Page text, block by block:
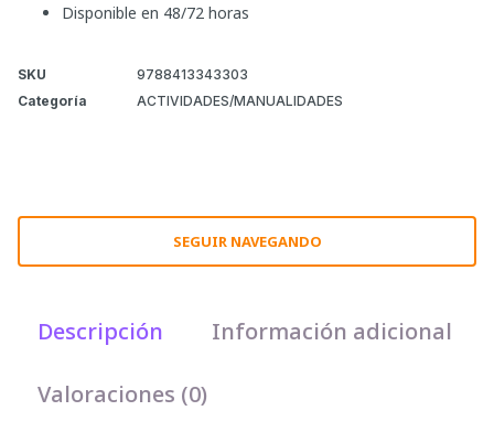
Disponible en 48/72 horas
SKU
9788413343303
Categoría
ACTIVIDADES/MANUALIDADES
SEGUIR NAVEGANDO
Descripción Información adicional
Valoraciones (0)